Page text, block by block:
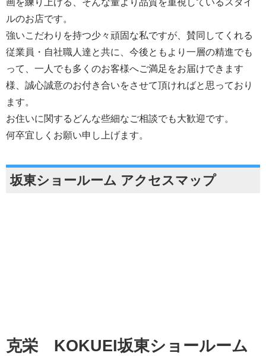
画を練り上げる、そんな量より品質を重視しているスタイ
ルのお店です。
強いこだわりを持つ少々頑固な私ですが、賛同してくれる
従業員・自社職人達と共に、今後ともより一層の精進でも
って、一人でも多くのお客様へご満足をお届けできます
様、誠心誠意のお付き合いをさせて頂ければと思っており
ます。
お住いに関するどんな些細なご相談でも大歓迎です。
何卒宜しくお願い申し上げます。
坂東ショールーム アクセスマップ
克栄 KOKUEI坂東ショールーム